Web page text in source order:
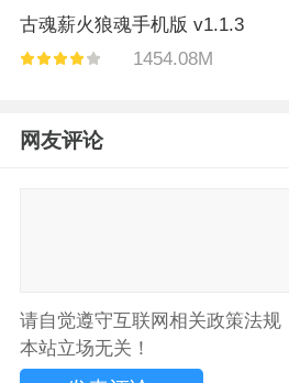
古魂薪火狼魂手机版 v1.1.3
1454.08M
网友评论
请自觉遵守互联网相关政策法规
本站立场无关！